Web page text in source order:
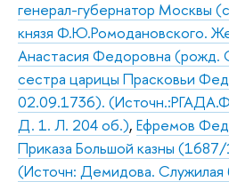
генерал-губернатор Москвы
князя Ф.Ю.Ромодановского.
Анастасия Федоровна (рожд.
сестра царицы Прасковьи
02.09.1736).
Д. 1. Л. 204 об.), Ефремов
Приказа Большой казны
(Источн: Демидова. Служилая